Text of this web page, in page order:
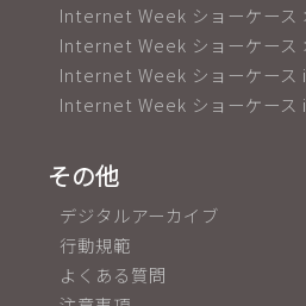
Internet Week ショーケース
Internet Week ショーケース
Internet Week ショーケース
Internet Week ショーケース
その他
デジタルアーカイブ
行動規範
よくある質問